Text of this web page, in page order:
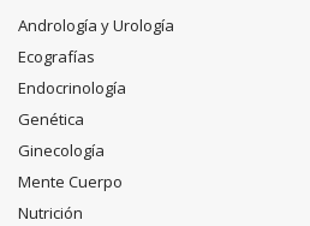
Andrología y Urología
Ecografías
Endocrinología
Genética
Ginecología
Mente Cuerpo
Nutrición